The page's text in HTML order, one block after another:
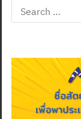
Search
for: